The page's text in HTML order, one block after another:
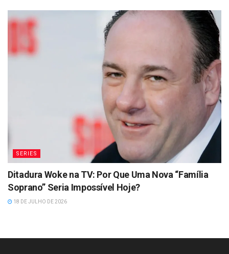
SERIES
Ditadura Woke na TV: Por Que Uma Nova “Família
Soprano” Seria Impossível Hoje?
18 DE JULHO DE 2026